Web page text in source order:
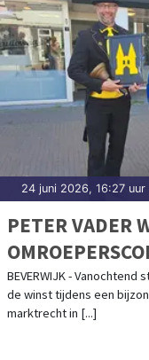
24 juni 2026, 16:27 uur
PETER VADER
JAAR
BEVERWIJK -
de winst tijdens een
marktrecht in [...]